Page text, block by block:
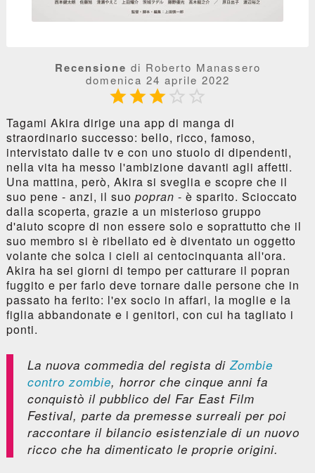
Recensione di Roberto Manassero
domenica 24 aprile 2022
  
Tagami Akira dirige una app di manga di
straordinario successo: bello, ricco, famoso,
intervistato dalle tv e con uno stuolo di dipendenti,
nella vita ha messo l'ambizione davanti agli affetti.
Una mattina, però, Akira si sveglia e scopre che il
suo pene - anzi, il suo popran - è sparito. Scioccato
dalla scoperta, grazie a un misterioso gruppo
d'aiuto scopre di non essere solo e soprattutto che il
suo membro si è ribellato ed è diventato un oggetto
volante che solca i cieli ai centocinquanta all'ora.
Akira ha sei giorni di tempo per catturare il popran
fuggito e per farlo deve tornare dalle persone che in
passato ha ferito: l'ex socio in affari, la moglie e la
figlia abbandonate e i genitori, con cui ha tagliato i
ponti.
La nuova commedia del regista di Zombie
contro zombie, horror che cinque anni fa
conquistò il pubblico del Far East Film
Festival, parte da premesse surreali per poi
raccontare il bilancio esistenziale di un nuovo
ricco che ha dimenticato le proprie origini.